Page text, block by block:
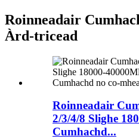
Roinneadair
Àrd-tricead
Roinneadair
2/3/4/8 Slighe
Cumhachd...